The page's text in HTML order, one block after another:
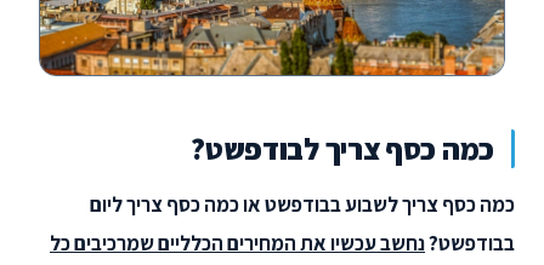
כמה כסף צריך לבודפשט?
כמה כסף צריך לשבוע בבודפשט או כמה כסף צריך ליום
בבודפשט?נחשב עכשיו את המחירים הכלליים שמרכיבים כל